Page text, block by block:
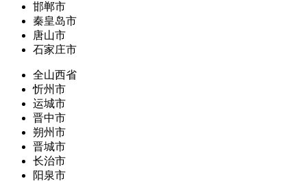
邯郸市
秦皇岛市
唐山市
石家庄市
全山西省
忻州市
运城市
晋中市
朔州市
晋城市
长治市
阳泉市